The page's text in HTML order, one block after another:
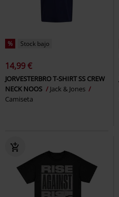
% Stock bajo
14,99 €
JORVESTERBRO T-SHIRT SS CREW
NECK NOOS
Jack & Jones
Camiseta